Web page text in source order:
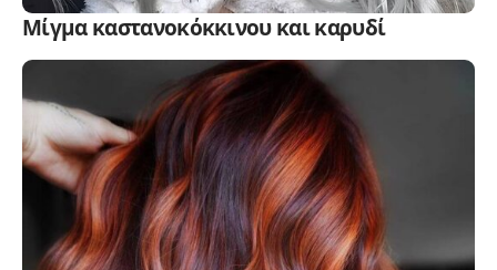
Μίγμα καστανοκόκκινου και καρυδί